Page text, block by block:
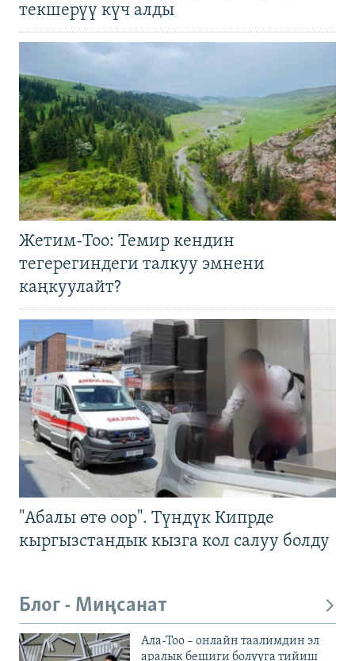
текшерүү күч алды
Жетим-Тоо: Темир кендин
тегерегиндеги талкуу эмнени
каңкуулайт?
"Абалы өтө оор". Түндүк Кипрде
кыргызстандык кызга кол салуу болду
Блог - Миңсанат
Ала-Тоо – онлайн таалимдин эл
аралык бешиги болууга тийиш